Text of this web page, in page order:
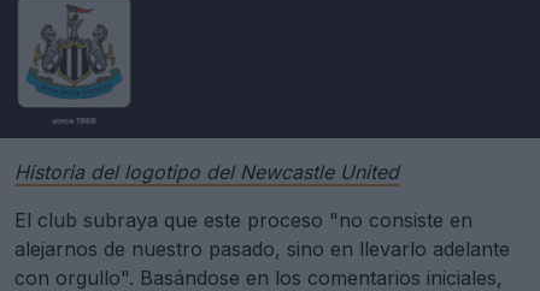
Historia del logotipo del Newcastle United
El club subraya que este proceso "no consiste en
alejarnos de nuestro pasado, sino en llevarlo adelante
con orgullo". Basándose en los comentarios iniciales,